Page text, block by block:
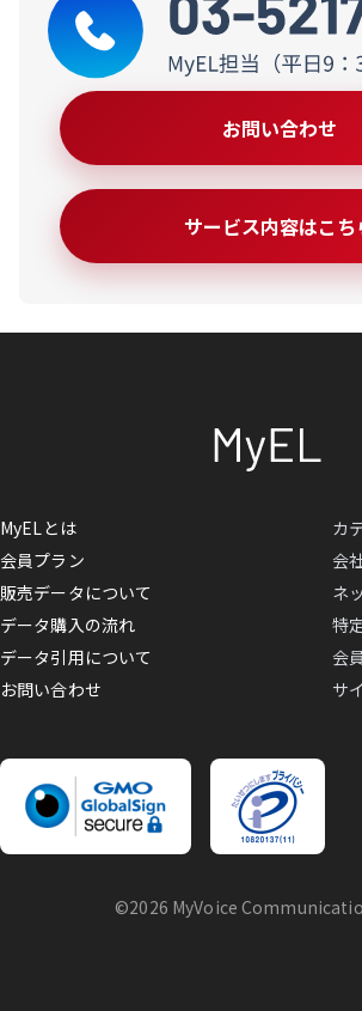
お問い合わせ
サービス内容はこち
MyELとは
会員プラン
販売データについて
データ購入の流れ
データ引用について
お問い合わせ
カ
会
ネ
特
会
サ
©2026 MyVoice